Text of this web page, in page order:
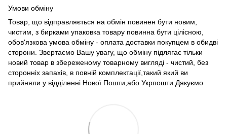
Умови обміну
Товар, що відправляється на обмін повинен бути новим,
чистим, з бирками упаковка товару повинна бути цілісною,
обов'язкова умова обміну - оплата доставки покупцем в обидві
сторони. Звертаємо Вашу увагу, що обміну підлягає тільки
новий товар в збереженому товарному вигляді - чистий, без
сторонніх запахів, в повній комплектації,такий який ви
прийняли у відділенні Нової Пошти,або Укрпошти.Дякуємо